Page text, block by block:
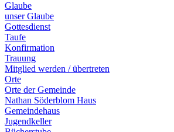
Glaube
unser Glaube
Gottesdienst
Taufe
Konfirmation
Trauung
Mitglied werden / übertreten
Orte
Orte der Gemeinde
Nathan Söderblom Haus
Gemeindehaus
Jugendkeller